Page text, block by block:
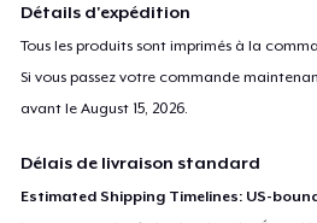
Détails d'expédition
Tous les produits sont imprimés à la
Si vous passez votre commande
avant leAugust 15, 2026
Délais de livraison standard
Estimated Shipping Timelines: US-